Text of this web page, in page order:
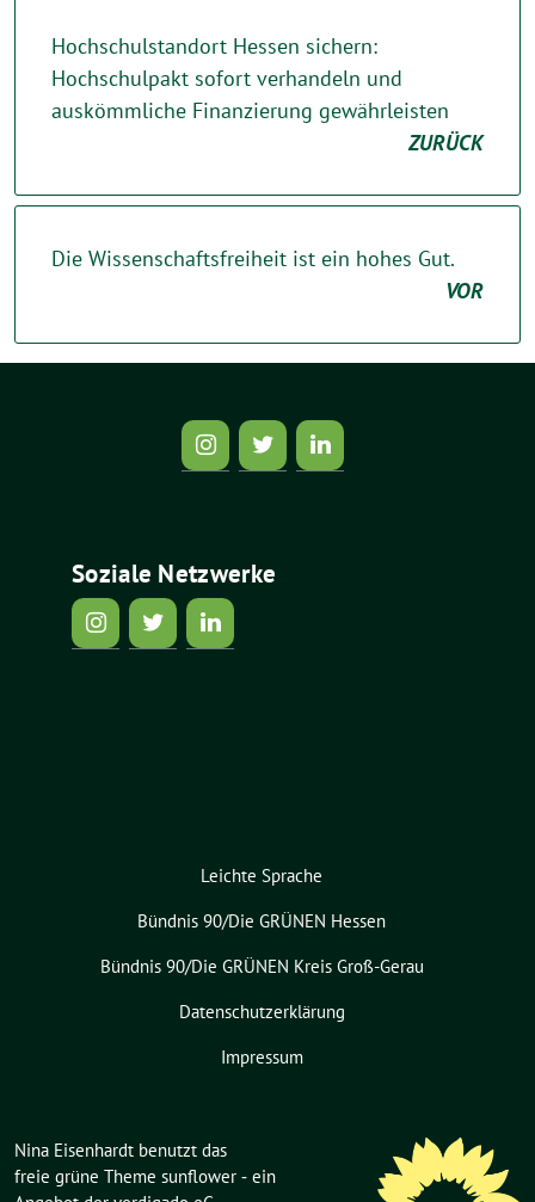
Hochschulstandort Hessen sichern:
Hochschulpakt sofort verhandeln und
auskömmliche Finanzierung gewährleisten
ZURÜCK
Die Wissenschaftsfreiheit ist ein hohes Gut.
VOR
Soziale Netzwerke
Leichte Sprache
Bündnis 90/Die GRÜNEN Hessen
Bündnis 90/Die GRÜNEN Kreis Groß-Gerau
Datenschutzerklärung
Impressum
Nina Eisenhardt benutzt das
freie grüne Theme sunflower ‐ ein